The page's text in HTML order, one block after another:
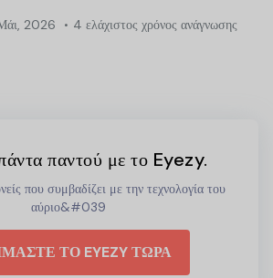
2026 4 ελάχιστος χρόνος ανάγνωσης
παντού με το Eyezy.
που συμβαδίζει με την τεχνολογία του
αύριο&#039
ΤΟ EYEZY ΤΩΡΑ